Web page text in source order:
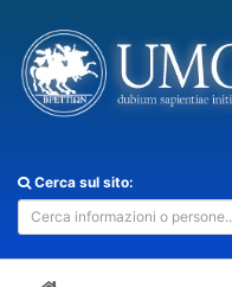
Cerca sul sito: